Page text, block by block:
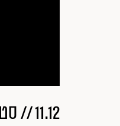
11.12 // סטודיו לחלומות // Dream Productions